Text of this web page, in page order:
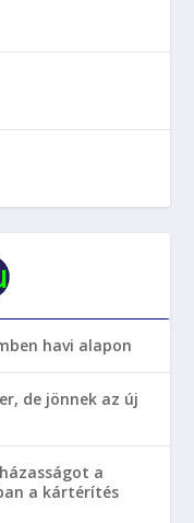
havi alapon
de jönnek az új
a
a kártérítés